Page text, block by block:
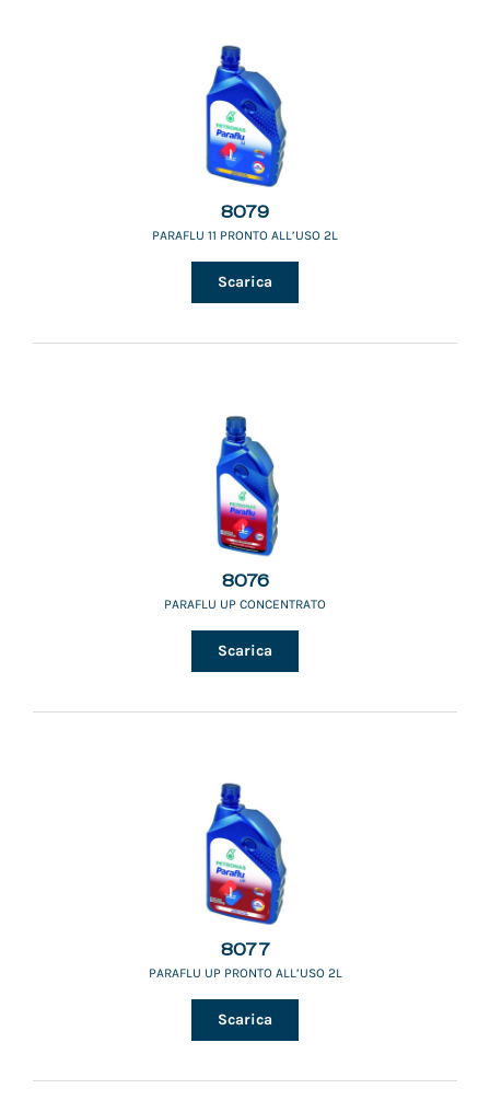
8079
PARAFLU 11 PRONTO ALL’USO 2L
Scarica
8076
PARAFLU UP CONCENTRATO
Scarica
8077
PARAFLU UP PRONTO ALL’USO 2L
Scarica